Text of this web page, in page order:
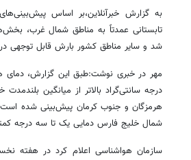
به گزارش خبرآنلاین،بر اساس
تابستانی عمدتاً به مناطق شمال غرب،
شد و سایر مناطق کشور بارش قابل توجهی
مهر در خبری نوشت:طبق این گزارش، دمای
درجه سانتی‌گراد بالاتر از میانگین
هرمزگان و جنوب کرمان پیش‌بینی شده
شمال خلیج فارس دمایی یک تا سه درجه
سازمان هواشناسی اعلام کرد در هفته